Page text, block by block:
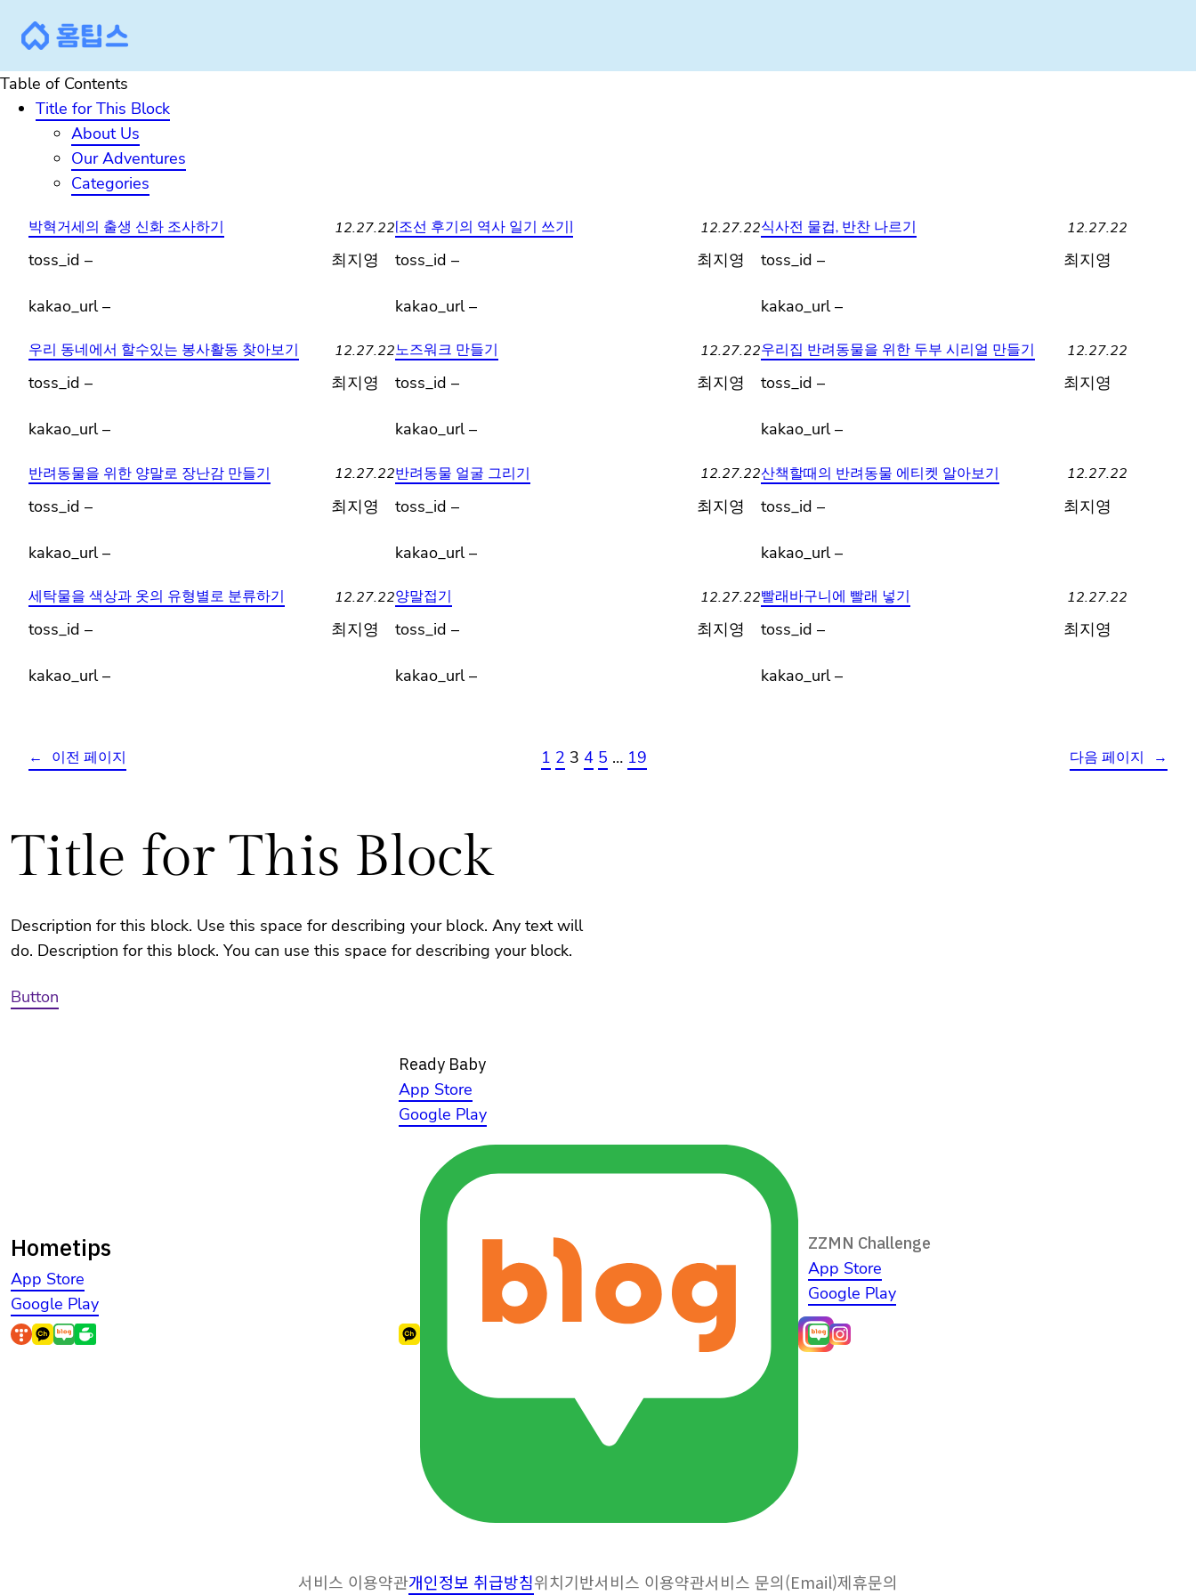
Table of Contents
Title for This Block
About Us
Our Adventures
Categories
박혁거세의 출생 신화 조사하기 12.27.22
toss_id –
kakao_url –
최지영
[조선 후기의 역사 일기 쓰기] 12.27.22
toss_id –
kakao_url –
최지영
식사전 물컵, 반찬 나르기 12.27.22
toss_id –
kakao_url –
최지영
우리 동네에서 할수있는 봉사활동 찾아보기 12.27.22
toss_id –
kakao_url –
최지영
노즈워크 만들기 12.27.22
toss_id –
kakao_url –
최지영
우리집 반려동물을 위한 두부 시리얼 만들기 12.27.22
toss_id –
kakao_url –
최지영
반려동물을 위한 양말로 장난감 만들기 12.27.22
toss_id –
kakao_url –
최지영
반려동물 얼굴 그리기 12.27.22
toss_id –
kakao_url –
최지영
산책할때의 반려동물 에티켓 알아보기 12.27.22
toss_id –
kakao_url –
최지영
세탁물을 색상과 옷의 유형별로 분류하기 12.27.22
toss_id –
kakao_url –
최지영
양말접기 12.27.22
toss_id –
kakao_url –
최지영
빨래바구니에 빨래 넣기 12.27.22
toss_id –
kakao_url –
최지영
← 이전 페이지 1 2 3 4 5 … 19 다음 페이지 →
Title for This Block
Description for this block. Use this space for describing your block. Any text will
do. Description for this block. You can use this space for describing your block.
Button
Hometips
App Store
Google Play
Ready Baby
App Store
Google Play
ZZMN Challenge
App Store
Google Play
서비스 이용약관개인정보 취급방침위치기반서비스 이용약관서비스 문의(Email)제휴문의